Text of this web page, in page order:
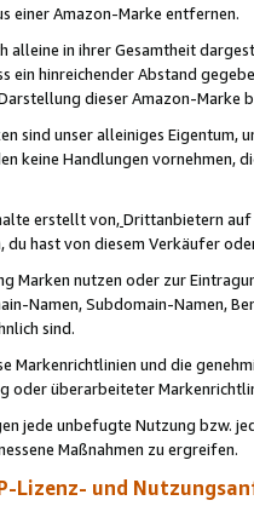
einer Amazon-Marke entfernen.
alleine in ihrer Gesamtheit
ein hinreichender Abstand
dieser Amazon-Marke
sind unser alleiniges
keine Handlungen vornehmen,
erstellt von,Drittanbietern auf
du hast von diesem Verkäufer
Marken nutzen oder zur
Namen, Subdomain-Namen,
sind.
Markenrichtlinien und die
oder überarbeiteter
jede unbefugte Nutzung bzw.
Maßnahmen zu ergreifen.
Lizenz- und